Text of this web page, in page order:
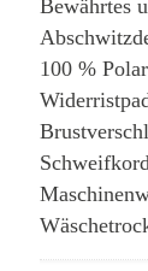
Bewährtes
100 %